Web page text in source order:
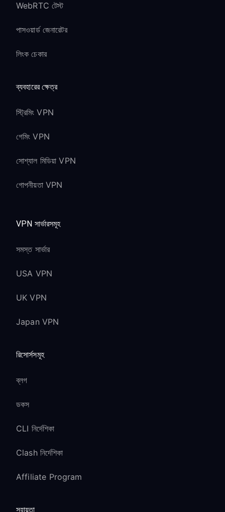
WebRTC টেস্ট
পাসওয়ার্ড জেনারেটর
লিংক চেকার
ব্যবহারের ক্ষেত্র
স্ট্রিমিং VPN
গেমিং VPN
সোশ্যাল মিডিয়া VPN
গোপনীয়তা VPN
VPN সার্ভারসমূহ
সমস্ত সার্ভার
USA VPN
UK VPN
Japan VPN
রিসোর্সসমূহ
ব্লগ
ডকস
CLI নির্দেশিকা
Clash নির্দেশিকা
Affiliate Program
সহায়তা